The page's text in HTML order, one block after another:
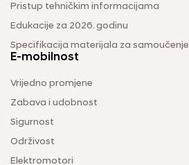
Pristup tehničkim informacijama
Edukacije za 2026. godinu
Specifikacija materijala za samoučenje
E-mobilnost
Vrijedno promjene
Zabava i udobnost
Sigurnost
Održivost
Elektromotori